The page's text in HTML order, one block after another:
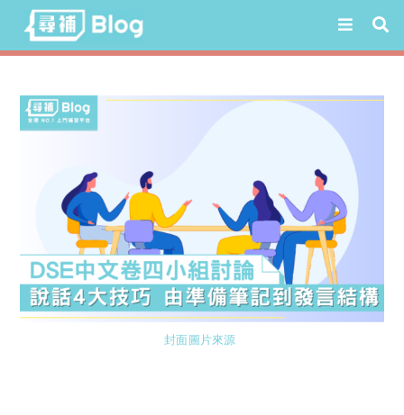
content
封面圖片來源